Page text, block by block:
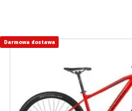
Ten
wariantów.
Opcje
Darmowa dostawa